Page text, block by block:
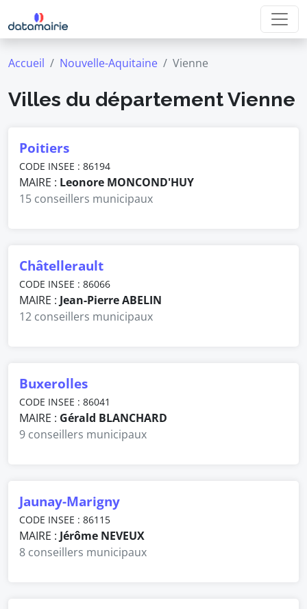
Accueil Nouvelle-Aquitaine Vienne
Villes du département Vienne
Poitiers
CODE INSEE : 86194
MAIRE : Leonore MONCOND'HUY
15 conseillers municipaux
Châtellerault
CODE INSEE : 86066
MAIRE : Jean-Pierre ABELIN
12 conseillers municipaux
Buxerolles
CODE INSEE : 86041
MAIRE : Gérald BLANCHARD
9 conseillers municipaux
Jaunay-Marigny
CODE INSEE : 86115
MAIRE : Jérôme NEVEUX
8 conseillers municipaux